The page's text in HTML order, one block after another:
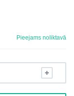
Pieejams noliktavā